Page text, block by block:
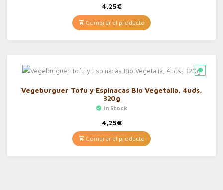
4,25€
Comprar el producto
Vegeburguer Tofu y Espinacas Bio Vegetalia, 4uds,
320g
In Stock
4,25€
Comprar el producto